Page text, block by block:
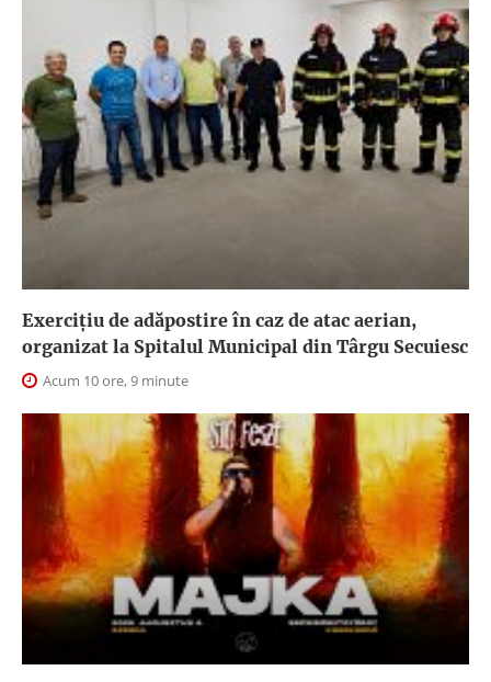
Exercițiu de adăpostire în caz de atac aerian,
organizat la Spitalul Municipal din Târgu Secuiesc
Acum 10 ore, 9 minute